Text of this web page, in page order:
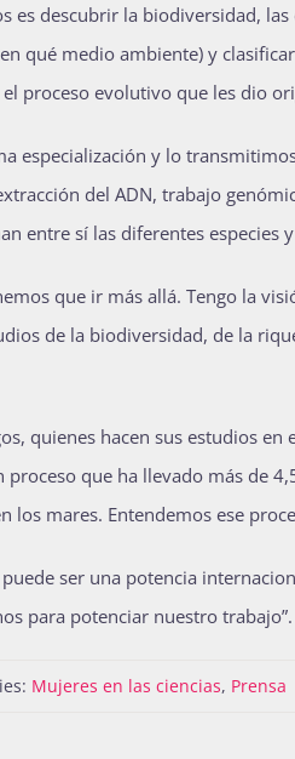
es descubrir la biodiversidad,
qué medio ambiente) y
proceso evolutivo que les dio
especialización y lo
del ADN, trabajo
entre sí las diferentes especies
que ir más allá. Tengo la
de la biodiversidad, de la
quienes hacen sus estudios
que ha llevado más de
los mares. Entendemos ese
ser una potencia
para potenciar nuestro trabajo”.
Mujeres en las ciencias, Prensa